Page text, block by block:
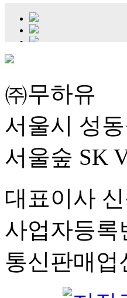
㈜무하유
서울시 성
서울숲 SK
대표이사
사업자등록
통신판매업